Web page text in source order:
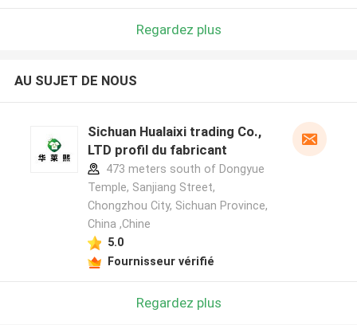
Regardez plus
AU SUJET DE NOUS
Sichuan Hualaixi trading Co.,
LTD profil du fabricant
473 meters south of Dongyue
Temple, Sanjiang Street,
Chongzhou City, Sichuan Province,
China ,Chine
5.0
Fournisseur vérifié
Regardez plus